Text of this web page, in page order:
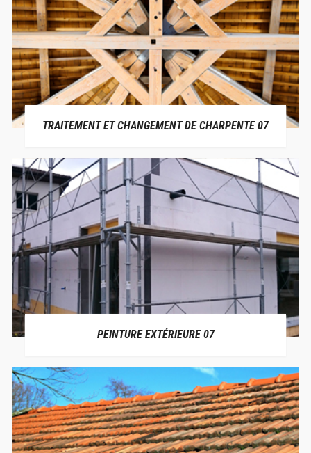
TRAITEMENT ET CHANGEMENT DE CHARPENTE 07
PEINTURE EXTÉRIEURE 07